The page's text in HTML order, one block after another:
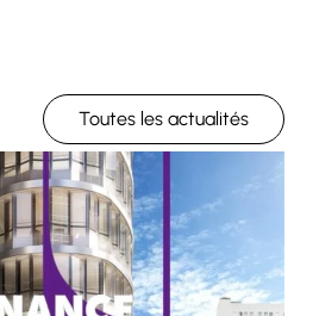
Toutes les actualités